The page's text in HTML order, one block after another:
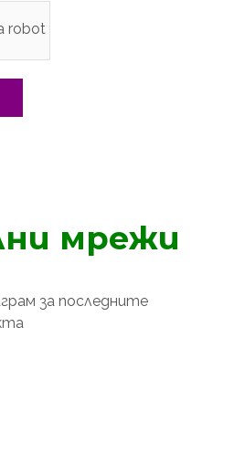
robot
мрежи
за последните